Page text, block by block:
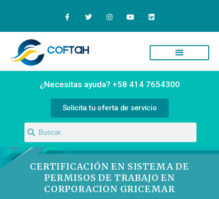
¿Necesitas ayuda? +58 414 7654300
Solicita tu oferta de servicio
CERTIFICACIÓN EN SISTEMA DE
PERMISOS DE TRABAJO EN
CORPORACION GRICEMAR